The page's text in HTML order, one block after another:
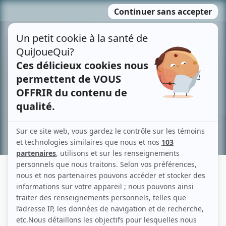
MENU
contenu
Recherche avancée »
MARK BROMILOW
Liens
Fiche de Mark Bromilow sur Showbizz.net